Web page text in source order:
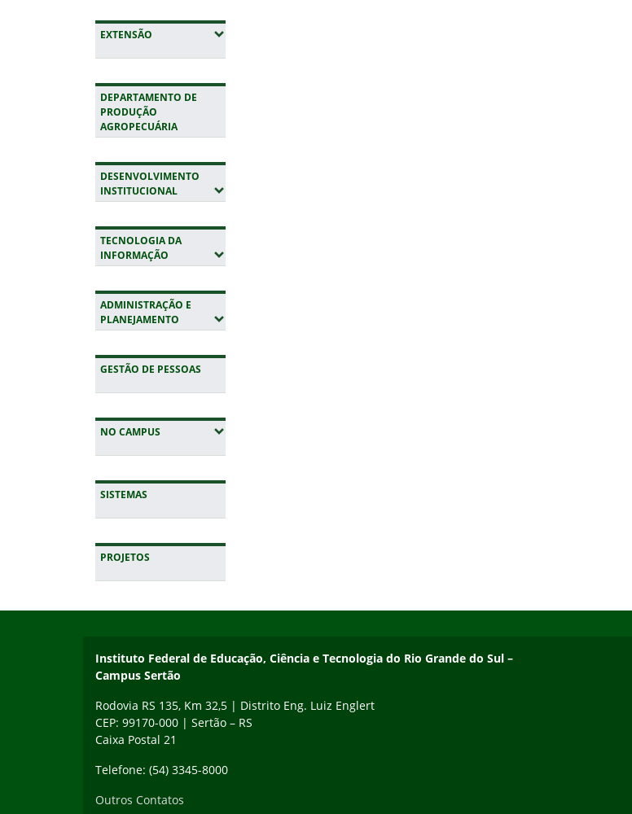
EXTENSÃO (EXPANDIR SUBMENUS)
DEPARTAMENTO DE
PRODUÇÃO
AGROPECUÁRIA
DESENVOLVIMENTO
INSTITUCIONAL(EXPANDIR SUBMENUS)
TECNOLOGIA DA
INFORMAÇÃO (EXPANDIR SUBMENUS)
ADMINISTRAÇÃO E
PLANEJAMENTO (EXPANDIR SUBMENUS)
GESTÃO DE PESSOAS
NO CAMPUS (EXPANDIR SUBMENUS)
SISTEMAS
PROJETOS
Instituto Federal de Educação, Ciência e Tecnologia do Rio Grande do Sul –
Campus Sertão
Rodovia RS 135, Km 32,5 | Distrito Eng. Luiz Englert
CEP: 99170-000 | Sertão – RS
Caixa Postal 21
Telefone: (54) 3345-8000
Outros Contatos